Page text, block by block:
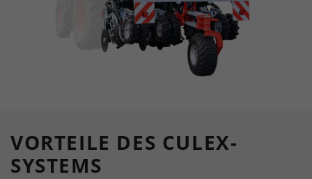
VORTEILE DES CULEX-
SYSTEMS